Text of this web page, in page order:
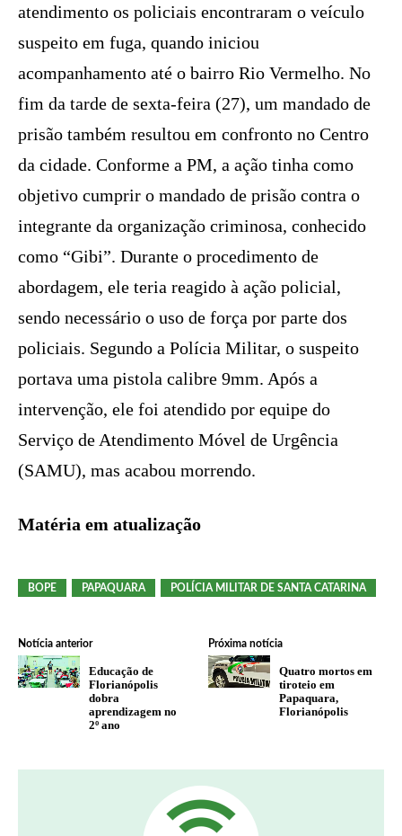
atendimento os policiais encontraram o veículo
suspeito em fuga, quando iniciou
acompanhamento até o bairro Rio Vermelho. No
fim da tarde de sexta-feira (27), um mandado de
prisão também resultou em confronto no Centro
da cidade. Conforme a PM, a ação tinha como
objetivo cumprir o mandado de prisão contra o
integrante da organização criminosa, conhecido
como “Gibi”. Durante o procedimento de
abordagem, ele teria reagido à ação policial,
sendo necessário o uso de força por parte dos
policiais. Segundo a Polícia Militar, o suspeito
portava uma pistola calibre 9mm. Após a
intervenção, ele foi atendido por equipe do
Serviço de Atendimento Móvel de Urgência
(SAMU), mas acabou morrendo.
Matéria em atualização
BOPE PAPAQUARA POLÍCIA MILITAR DE SANTA CATARINA
Notícia anterior
Educação de
Florianópolis
dobra
aprendizagem no
2º ano
Próxima notícia
Quatro mortos em
tiroteio em
Papaquara,
Florianópolis